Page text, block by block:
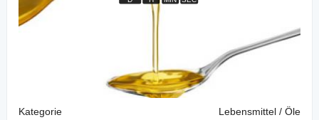
Kategorie
Lebensmittel / Öle